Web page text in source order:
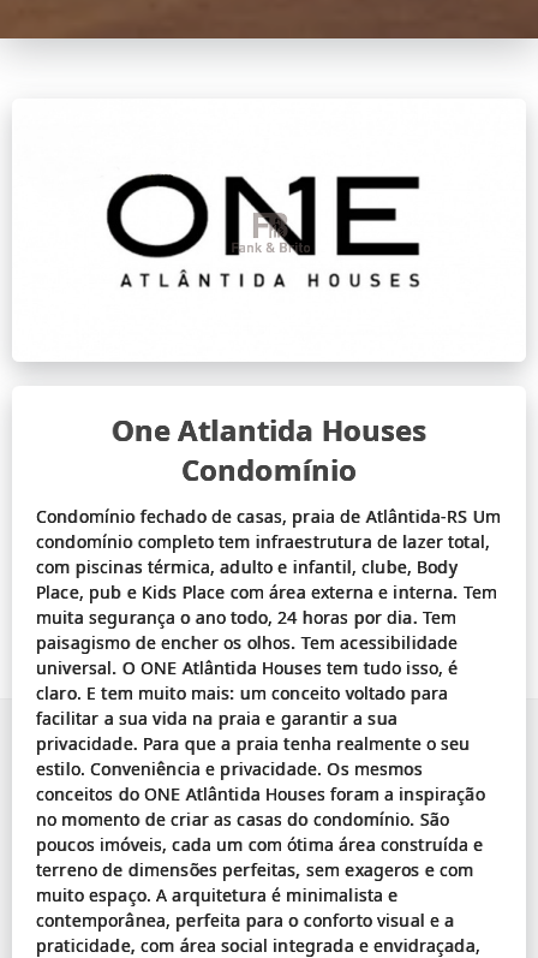
One Atlantida Houses
Condomínio
Condomínio fechado de casas, praia de Atlântida-RS Um
condomínio completo tem infraestrutura de lazer total,
com piscinas térmica, adulto e infantil, clube, Body
Place, pub e Kids Place com área externa e interna. Tem
muita segurança o ano todo, 24 horas por dia. Tem
paisagismo de encher os olhos. Tem acessibilidade
universal. O ONE Atlântida Houses tem tudo isso, é
claro. E tem muito mais: um conceito voltado para
facilitar a sua vida na praia e garantir a sua
privacidade. Para que a praia tenha realmente o seu
estilo. Conveniência e privacidade. Os mesmos
conceitos do ONE Atlântida Houses foram a inspiração
no momento de criar as casas do condomínio. São
poucos imóveis, cada um com ótima área construída e
terreno de dimensões perfeitas, sem exageros e com
muito espaço. A arquitetura é minimalista e
contemporânea, perfeita para o conforto visual e a
praticidade, com área social integrada e envidraçada,